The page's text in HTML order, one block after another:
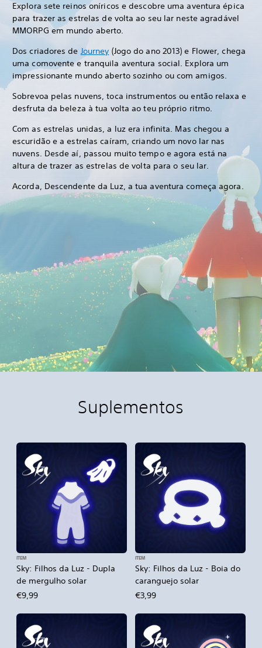
Explora sete reinos oníricos e descobre uma aventura épica
para trazer as estrelas de volta ao seu lar neste agradável
MMORPG em mundo aberto.
Dos criadores de Journey (Jogo do ano 2013) e Flower, chega
uma comovente e tranquila aventura social. Explora um
impressionante mundo aberto sozinho ou com amigos.
Sobrevoa pelas nuvens, toca instrumentos ou então relaxa e
desfruta da beleza à tua volta ao teu próprio ritmo.
Com as estrelas unidas, a luz era infinita. Mas chegou a
escuridão e a estrelas caíram, criando um novo lar nas
nuvens. Desde aí, passou muito tempo e agora está na
altura de trazer as estrelas de volta para o seu lar.
Acorda, Descendente da Luz, a tua aventura começa agora.
Suplementos
Sky: Filhos da Luz - Dupla
de mergulho solar
ITEM
€9,99
Sky: Filhos da Luz - Boia do
caranguejo solar
ITEM
€3,99